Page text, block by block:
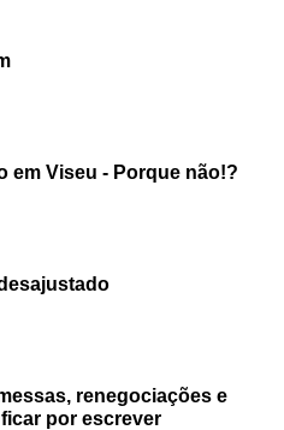
em Viseu - Porque não!?
renegociações e
por escrever